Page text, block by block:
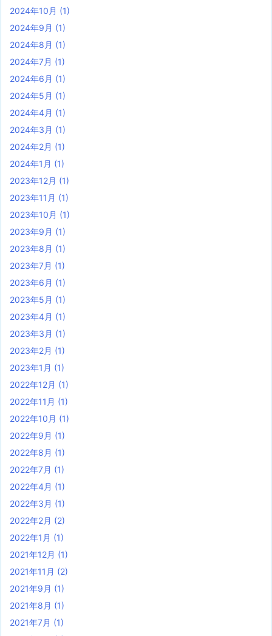
2024年10月 (1)
2024年9月 (1)
2024年8月 (1)
2024年7月 (1)
2024年6月 (1)
2024年5月 (1)
2024年4月 (1)
2024年3月 (1)
2024年2月 (1)
2024年1月 (1)
2023年12月 (1)
2023年11月 (1)
2023年10月 (1)
2023年9月 (1)
2023年8月 (1)
2023年7月 (1)
2023年6月 (1)
2023年5月 (1)
2023年4月 (1)
2023年3月 (1)
2023年2月 (1)
2023年1月 (1)
2022年12月 (1)
2022年11月 (1)
2022年10月 (1)
2022年9月 (1)
2022年8月 (1)
2022年7月 (1)
2022年4月 (1)
2022年3月 (1)
2022年2月 (2)
2022年1月 (1)
2021年12月 (1)
2021年11月 (2)
2021年9月 (1)
2021年8月 (1)
2021年7月 (1)